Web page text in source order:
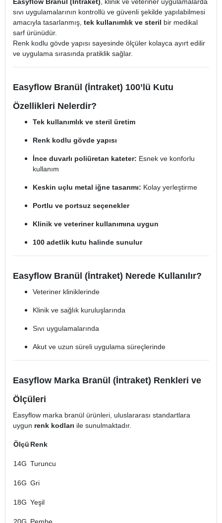
Easyflow Branül (İntraket), klinik ve veteriner uygulamalarda
sıvı uygulamalarının kontrollü ve güvenli şekilde yapılabilmesi
amacıyla tasarlanmış, tek kullanımlık ve steril bir medikal
sarf ürünüdür.
Renk kodlu gövde yapısı sayesinde ölçüler kolayca ayırt edilir
ve uygulama sırasında pratiklik sağlar.
Easyflow Branül (İntraket) 100’lü Kutu
Özellikleri Nelerdir?
Tek kullanımlık ve steril üretim
Renk kodlu gövde yapısı
İnce duvarlı poliüretan kateter: Esnek ve konforlu
kullanım
Keskin uçlu metal iğne tasarımı: Kolay yerleştirme
Portlu ve portsuz seçenekler
Klinik ve veteriner kullanımına uygun
100 adetlik kutu halinde sunulur
Easyflow Branül (İntraket) Nerede Kullanılır?
Veteriner kliniklerinde
Klinik ve sağlık kuruluşlarında
Sıvı uygulamalarında
Akut ve uzun süreli uygulama süreçlerinde
Easyflow Marka Branül (İntraket) Renkleri ve
Ölçüleri
Easyflow marka branül ürünleri, uluslararası standartlara
uygun renk kodları ile sunulmaktadır.
Ölçü Renk
14G Turuncu
16G Gri
18G Yeşil